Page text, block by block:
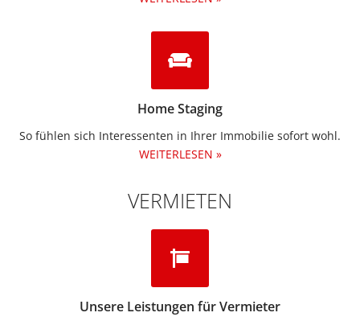
Home Staging
So fühlen sich Interessenten in Ihrer Immobilie sofort wohl.
WEITERLESEN »
VERMIETEN
Unsere Leistungen für Vermieter